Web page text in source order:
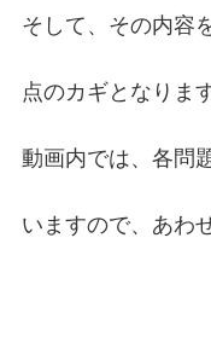
そして、その内容
点のカギとなります
動画内では、各問
いますので、あわ